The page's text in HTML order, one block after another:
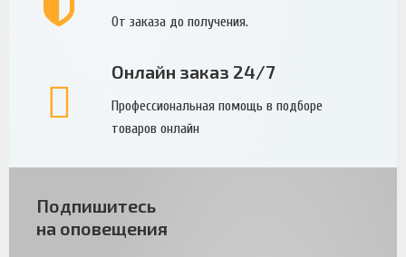
От заказа до получения.
Онлайн заказ 24/7
Профессиональная помощь в подборе
товаров онлайн
Подпишитесь
на оповещения